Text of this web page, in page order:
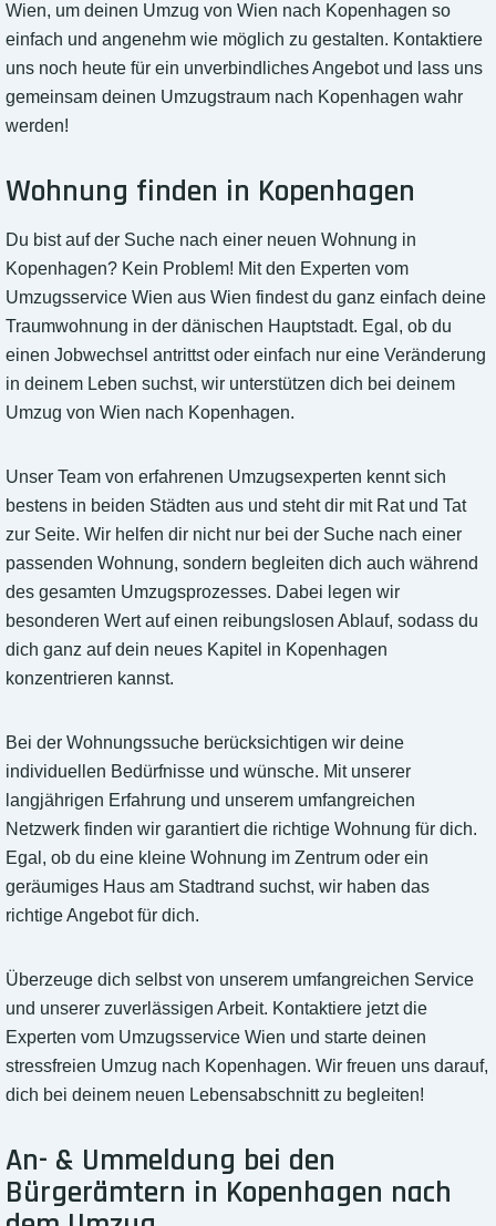
Wien, um deinen Umzug von Wien nach Kopenhagen so
einfach und angenehm wie möglich zu gestalten. Kontaktiere
uns noch heute für ein unverbindliches Angebot und lass uns
gemeinsam deinen Umzugstraum nach Kopenhagen wahr
werden!
Wohnung finden in Kopenhagen
Du bist auf der Suche nach einer neuen Wohnung in
Kopenhagen? Kein Problem! Mit den Experten vom
Umzugsservice Wien aus Wien findest du ganz einfach deine
Traumwohnung in der dänischen Hauptstadt. Egal, ob du
einen Jobwechsel antrittst oder einfach nur eine Veränderung
in deinem Leben suchst, wir unterstützen dich bei deinem
Umzug von Wien nach Kopenhagen.
Unser Team von erfahrenen Umzugsexperten kennt sich
bestens in beiden Städten aus und steht dir mit Rat und Tat
zur Seite. Wir helfen dir nicht nur bei der Suche nach einer
passenden Wohnung, sondern begleiten dich auch während
des gesamten Umzugsprozesses. Dabei legen wir
besonderen Wert auf einen reibungslosen Ablauf, sodass du
dich ganz auf dein neues Kapitel in Kopenhagen
konzentrieren kannst.
Bei der Wohnungssuche berücksichtigen wir deine
individuellen Bedürfnisse und wünsche. Mit unserer
langjährigen Erfahrung und unserem umfangreichen
Netzwerk finden wir garantiert die richtige Wohnung für dich.
Egal, ob du eine kleine Wohnung im Zentrum oder ein
geräumiges Haus am Stadtrand suchst, wir haben das
richtige Angebot für dich.
Überzeuge dich selbst von unserem umfangreichen Service
und unserer zuverlässigen Arbeit. Kontaktiere jetzt die
Experten vom Umzugsservice Wien und starte deinen
stressfreien Umzug nach Kopenhagen. Wir freuen uns darauf,
dich bei deinem neuen Lebensabschnitt zu begleiten!
An- & Ummeldung bei den
Bürgerämtern in Kopenhagen nach